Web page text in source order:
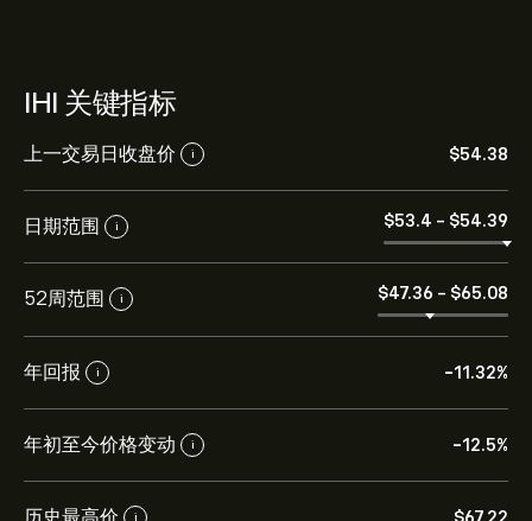
IHI 关键指标
上一交易日收盘价 i ‎$‎54.38
日期范围 i ‎$‎53.4 - ‎$‎54.39
52周范围 i ‎$‎47.36 - ‎$‎65.08
年回报 i -11.32%
年初至今价格变动 i -12.5%
i